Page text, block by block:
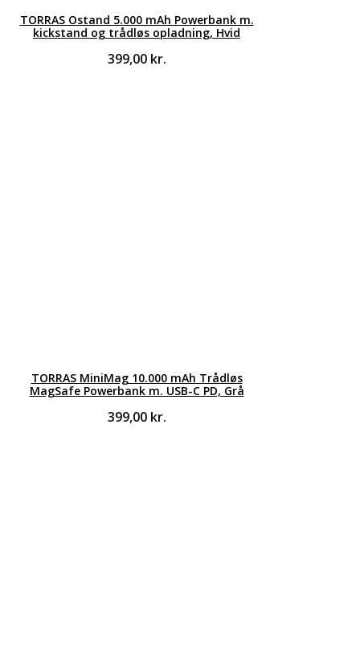
TORRAS Ostand 5.000 mAh Powerbank m.
kickstand og trådløs opladning, Hvid
399,00 kr.
TORRAS MiniMag 10.000 mAh Trådløs
MagSafe Powerbank m. USB-C PD, Grå
399,00 kr.